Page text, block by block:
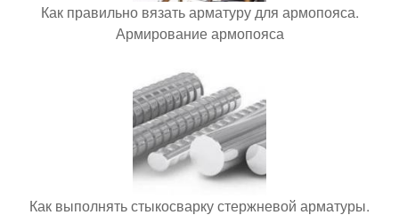
Как правильно вязать арматуру для армопояса.
Армирование армопояса
Как выполнять стыкосварку стержневой арматуры.